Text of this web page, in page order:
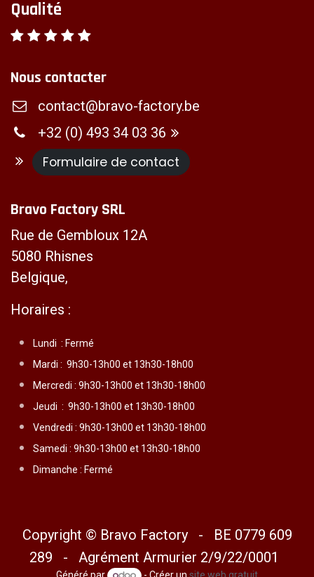
Qualité
Nous contacter
contact@bravo-factory.be
+32 (0) 493 34 03 36
Formulaire de contact
Bravo Factory SRL
Rue de Gembloux 12A
5080 Rhisnes
Belgique,
Horaires :
Lundi : Fermé
Mardi : 9h30-13h00 et 13h30-18h00
Mercredi : 9h30-13h00 et 13h30-18h00
Jeudi : 9h30-13h00 et 13h30-18h00
Vendredi : 9h30-13h00 et 13h30-18h00
Samedi : 9h30-13h00 et 13h30-18h00
Dimanche : Fermé
Copyright © Bravo Factory - BE 0779 609
289 - Agrément Armurier 2/9/22/0001